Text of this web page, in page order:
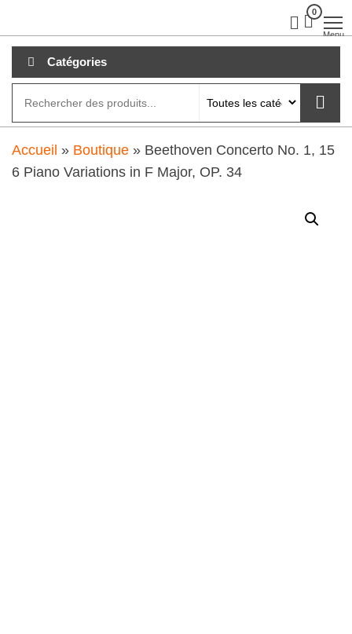
au
contenu
0
Menu
Catégories
Accueil » Boutique » Beethoven Concerto No. 1, 15
6 Piano Variations in F Major, OP. 34